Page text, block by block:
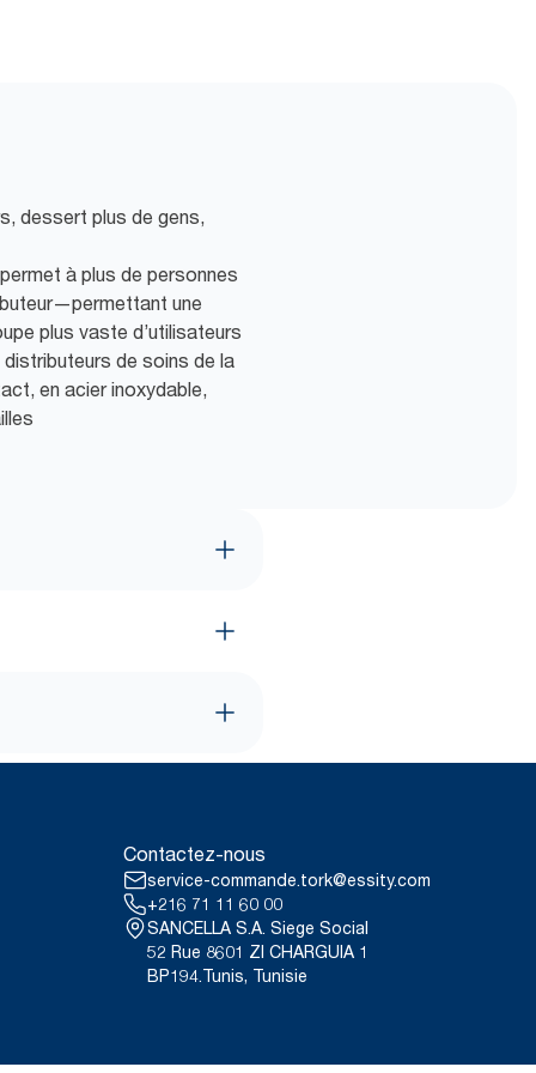
dessert plus de gens,
à plus de personnes
une
plus vaste d’utilisateurs
de soins de la
en acier inoxydable,
Contactez-nous
service-commande.tork@essity.com
+216 71 11 60 00
SANCELLA S.A. Siege Social
52 Rue 8601 ZI CHARGUIA 1
BP194.Tunis, Tunisie